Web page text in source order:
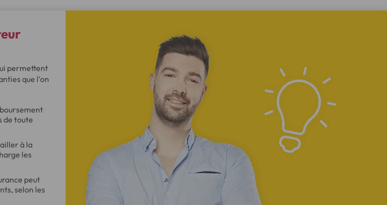
permettent
que l'on
de toute
à la
les
peut
selon les